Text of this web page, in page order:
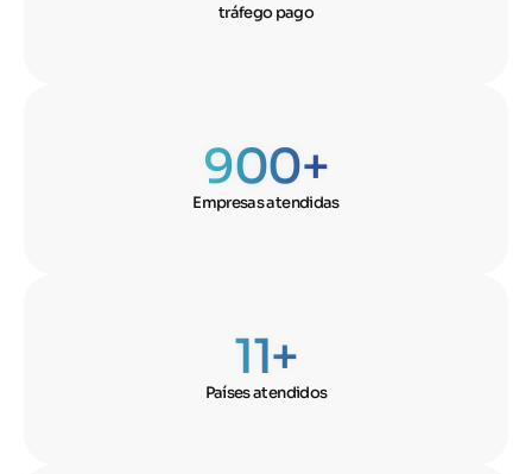
tráfego pago
Empresas atendidas
900+
Países atendidos
11+